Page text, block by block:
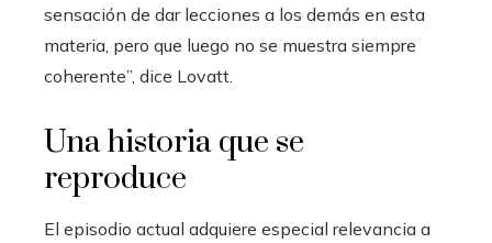
sensación de dar lecciones a los demás en esta
materia, pero que luego no se muestra siempre
coherente”, dice Lovatt.
Una historia que se
reproduce
El episodio actual adquiere especial relevancia a